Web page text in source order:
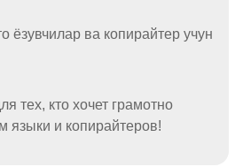
ёзувчилар ва копирайтер учун
тех, кто хочет грамотно
языки и копирайтеров!